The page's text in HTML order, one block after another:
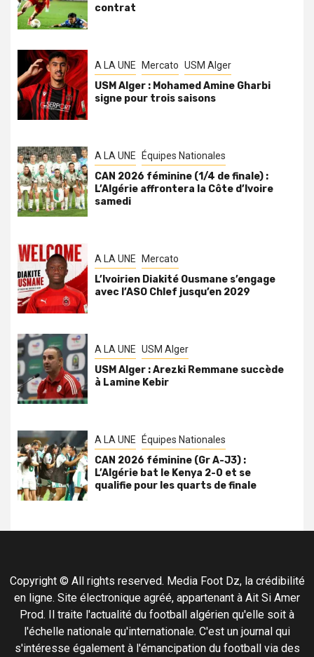
contrat
A LA UNE Mercato USM Alger
USM Alger : Mohamed Amine Gharbi
signe pour trois saisons
A LA UNE Équipes Nationales
CAN 2026 féminine (1/4 de finale) :
L’Algérie affrontera la Côte d’Ivoire
samedi
A LA UNE Mercato
L’Ivoirien Diakité Ousmane s’engage
avec l’ASO Chlef jusqu’en 2029
A LA UNE USM Alger
USM Alger : Arezki Remmane succède
à Lamine Kebir
A LA UNE Équipes Nationales
CAN 2026 féminine (Gr A-J3) :
L’Algérie bat le Kenya 2-0 et se
qualifie pour les quarts de finale
Copyright © All rights reserved. Media Foot Dz, la crédibilité
en ligne. Site électronique agréé, appartenant à Ait Si Amer
Prod. Il traite l'actualité du football algérien qu'elle soit à
l'échelle nationale qu'internationale. C'est un journal qui
s'intéresse également à l'émancipation du football via des